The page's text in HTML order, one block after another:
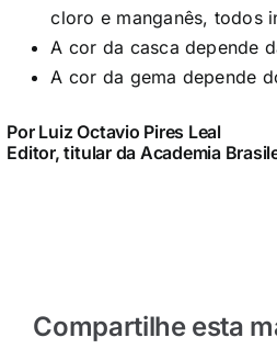
cloro e manganês, todos
A cor da casca depende
A cor da gema depende
Por Luiz Octavio Pires Leal
Editor, titular da Academia
Compartilhe esta